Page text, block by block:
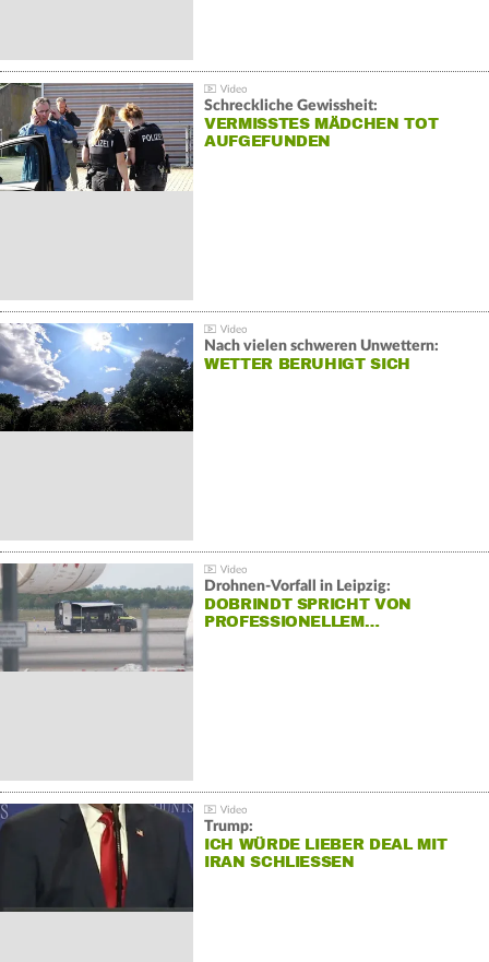
Schreckliche Gewissheit:
VERMISSTES MÄDCHEN TOT
AUFGEFUNDEN
Nach vielen schweren Unwettern:
WETTER BERUHIGT SICH
Drohnen-Vorfall in Leipzig:
DOBRINDT SPRICHT VON
PROFESSIONELLEM…
Trump:
ICH WÜRDE LIEBER DEAL MIT
IRAN SCHLIESSEN